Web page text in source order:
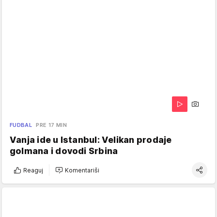
FUDBAL PRE 17 MIN
Vanja ide u Istanbul: Velikan prodaje
golmana i dovodi Srbina
Reaguj Komentariši